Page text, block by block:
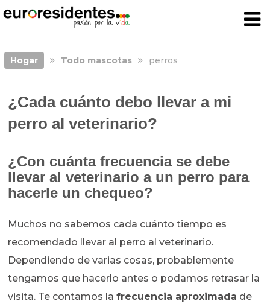
Hogar Todo mascotas perros
¿Cada cuánto debo llevar a mi
perro al veterinario?
¿Con cuánta frecuencia se debe
llevar al veterinario a un perro para
hacerle un chequeo?
Muchos no sabemos cada cuánto tiempo es
recomendado llevar al perro al veterinario.
Dependiendo de varias cosas, probablemente
tengamos que hacerlo antes o podamos retrasar la
visita. Te contamos lafrecuencia aproximada de